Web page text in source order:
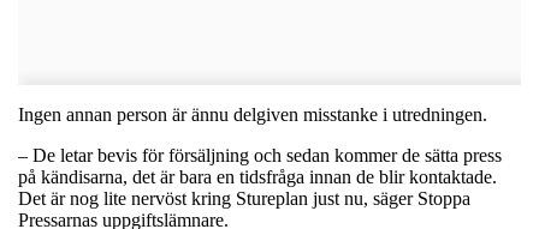
Ingen annan person är ännu delgiven misstanke i utredningen.
– De letar bevis för försäljning och sedan kommer de sätta press
på kändisarna, det är bara en tidsfråga innan de blir kontaktade.
Det är nog lite nervöst kring Stureplan just nu, säger Stoppa
Pressarnas uppgiftslämnare.